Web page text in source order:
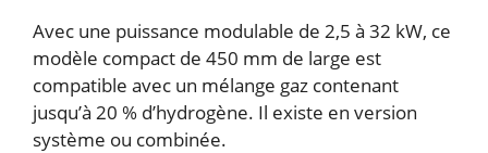
Avec une puissance modulable de 2,5 à 32 kW, ce
modèle compact de 450 mm de large est
compatible avec un mélange gaz contenant
jusqu’à 20 % d’hydrogène. Il existe en version
système ou combinée.